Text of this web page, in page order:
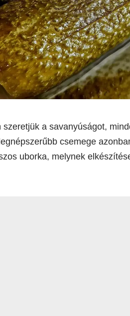
szeretjük a savanyúságot,
csemege
uborka, melynek